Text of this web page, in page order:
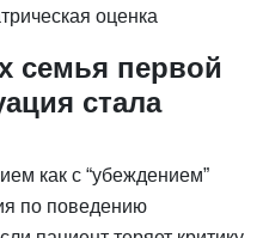
оценка
семья первой
стала
как с “убеждением”
по поведению